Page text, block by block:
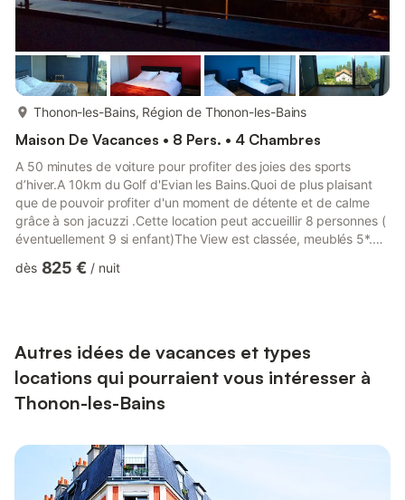
plus...
Thonon-les-Bains, Région de Thonon-les-Bains
Maison De Vacances • 8 Pers. • 4 Chambres
A 50 minutes de voiture pour profiter des joies des sports
d’hiver.A 10km du Golf d'Evian les Bains.Quoi de plus plaisant
que de pouvoir profiter d'un moment de détente et de calme
grâce à son jacuzzi .Cette location peut accueillir 8 personnes (
éventuellement 9 si enfant)The View est classée, meublés 5*.Le
impressionnante sur le lac Léman.Positionnée dans le cœur de
dès 825 € / nuit
Autres idées de vacances et types
locations qui pourraient vous intéresser à
Thonon-les-Bains